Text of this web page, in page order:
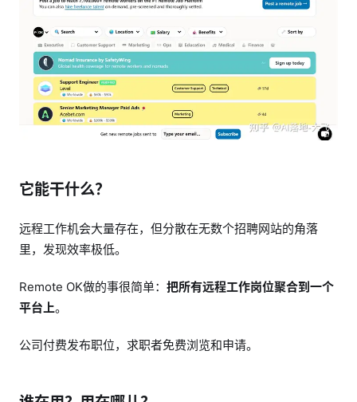
它能干什么？
远程工作机会大量存在，但分散在无数个招聘网站的角落
里，发现效率极低。
Remote OK做的事很简单： 把所有远程工作岗位聚合到一个
平台上。
公司付费发布职位，求职者免费浏览和申请。